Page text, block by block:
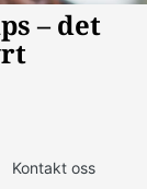
Kontakt oss